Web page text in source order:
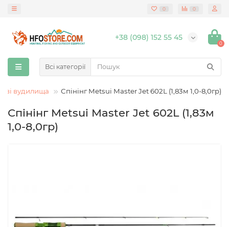
0 0
+38 (098) 152 55 45
0
Всі категорії
вудилища Спінінг Metsui Master Jet 602L (1,83м 1,0-8,0гр)
Спінінг Metsui Master Jet 602L (1,83м
1,0-8,0гр)